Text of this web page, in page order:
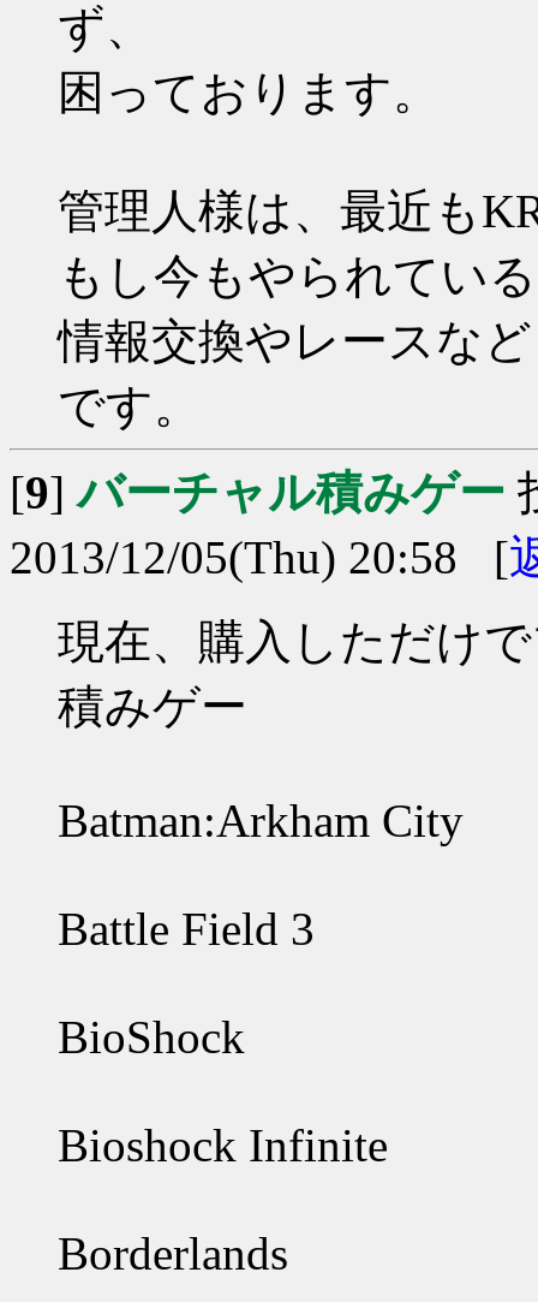
ず、
困っております。
管理人様は、最近も
もし今もやられてい
情報交換やレースな
です。
[9]バーチャル積みゲー
2013/12/05(Thu) 20:58 [
現在、購入しただけ
積みゲー
Batman:Arkham City
Battle Field 3
BioShock
Bioshock Infinite
Borderlands